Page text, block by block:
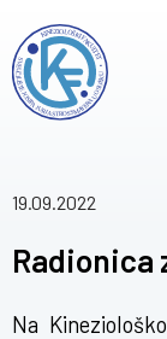
19.09.2022
Radionica
Na